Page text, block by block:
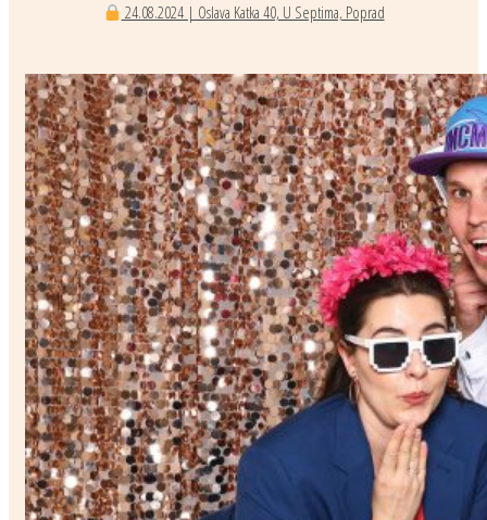
24.08.2024 | Oslava Katka 40, U Septima, Poprad